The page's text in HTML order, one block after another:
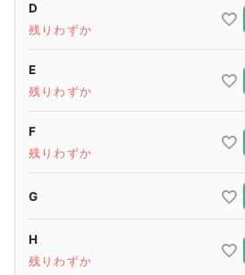
D
残りわずか
E
残りわずか
F
残りわずか
G
H
残りわずか